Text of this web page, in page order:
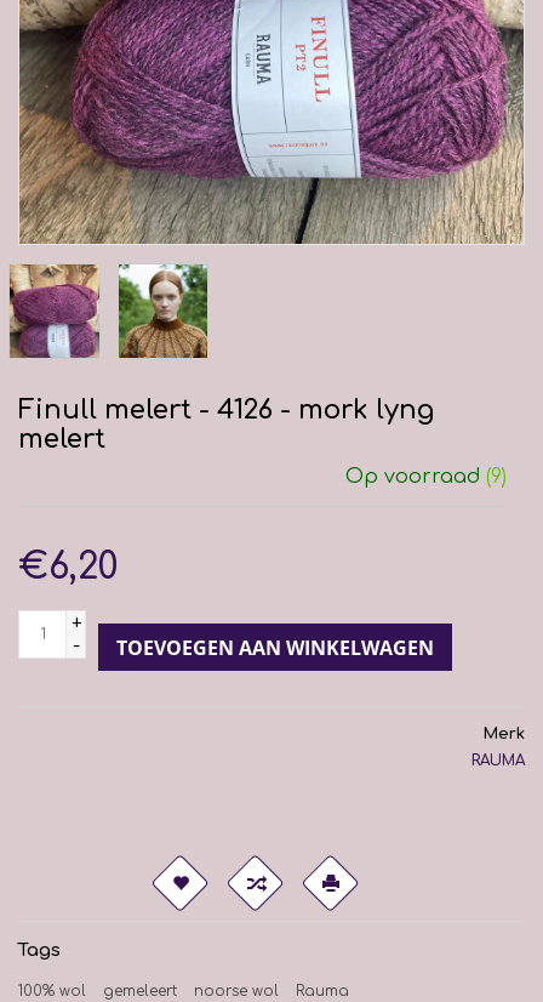
Finull melert - 4126 - mork lyng
melert
Op voorraad (9)
€6,20
+
-
TOEVOEGEN AAN WINKELWAGEN
Merk
RAUMA
Tags
100% wol gemeleert noorse wol Rauma